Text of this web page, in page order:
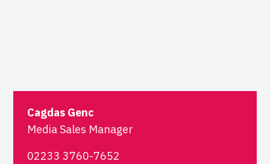
Cagdas Genc
Media Sales Manager
02233 3760-7652